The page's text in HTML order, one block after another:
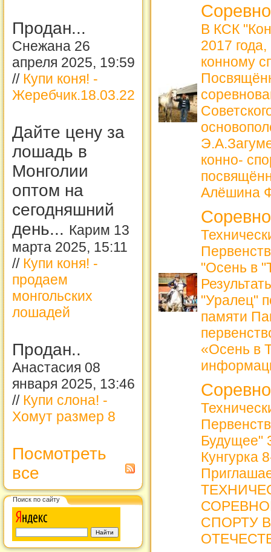
Продан...
Снежана 26
апреля 2025, 19:59
// Купи коня! -
Жеребчик.18.03.22
Дайте цену за
лошадь в
Монголии
оптом на
сегодняшний
день... Карим 13
марта 2025, 15:11
// Купи коня! -
продаем
монгольских
лошадей
Продан..
Анастасия 08
января 2025, 13:46
// Купи слона! -
Хомут размер 8
Посмотреть
все
Поиск по сайту
В КСК
2017
конному
конно-
Алёшина
"Осень в
"Уралец"
памяти
«Осень в
Будущее"
Кунгурка
СПОРТУ